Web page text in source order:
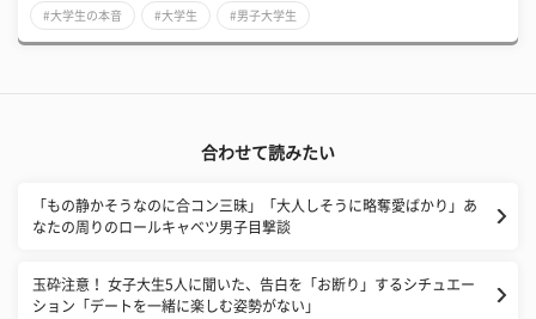
#大学生の本音 #大学生 #男子大学生
合わせて読みたい
「もの静かそうなのに合コン三昧」「大人しそうに略奪愛ばかり」あ
なたの周りのロールキャベツ男子目撃談
玉砕注意！ 女子大生5人に聞いた、告白を「お断り」するシチュエー
ション「デートを一緒に楽しむ姿勢がない」